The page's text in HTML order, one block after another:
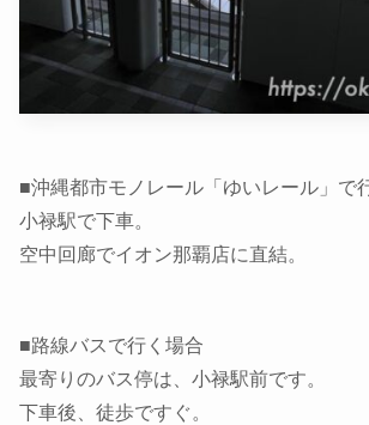
■沖縄都市モノレール「ゆいレール」で
小禄駅で下車。
空中回廊でイオン那覇店に直結。
■路線バスで行く場合
最寄りのバス停は、小禄駅前です。
下車後、徒歩ですぐ。